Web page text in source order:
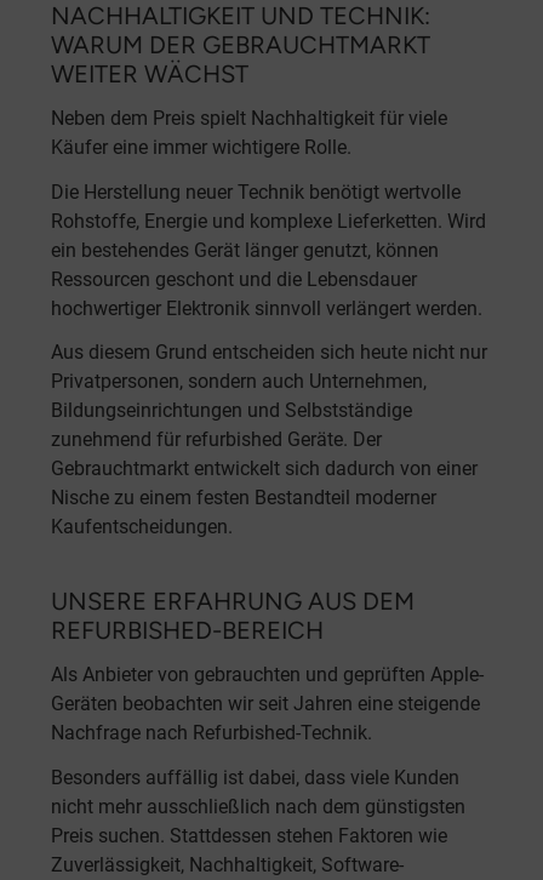
NACHHALTIGKEIT UND TECHNIK:
WARUM DER GEBRAUCHTMARKT
WEITER WÄCHST
Neben dem Preis spielt Nachhaltigkeit für viele
Käufer eine immer wichtigere Rolle.
Die Herstellung neuer Technik benötigt wertvolle
Rohstoffe, Energie und komplexe Lieferketten. Wird
ein bestehendes Gerät länger genutzt, können
Ressourcen geschont und die Lebensdauer
hochwertiger Elektronik sinnvoll verlängert werden.
Aus diesem Grund entscheiden sich heute nicht nur
Privatpersonen, sondern auch Unternehmen,
Bildungseinrichtungen und Selbstständige
zunehmend für refurbished Geräte. Der
Gebrauchtmarkt entwickelt sich dadurch von einer
Nische zu einem festen Bestandteil moderner
Kaufentscheidungen.
UNSERE ERFAHRUNG AUS DEM
REFURBISHED-BEREICH
Als Anbieter von gebrauchten und geprüften Apple-
Geräten beobachten wir seit Jahren eine steigende
Nachfrage nach Refurbished-Technik.
Besonders auffällig ist dabei, dass viele Kunden
nicht mehr ausschließlich nach dem günstigsten
Preis suchen. Stattdessen stehen Faktoren wie
Zuverlässigkeit, Nachhaltigkeit, Software-